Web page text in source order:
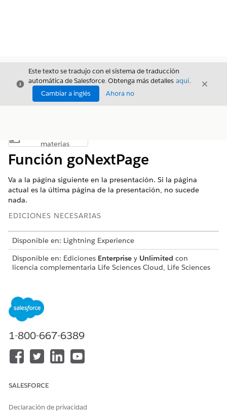
Cerrar
Este texto se tradujo con el sistema de traducción
automática de Salesforce. Obtenga más detalles aquí.
Cambiar a inglés
Ahora no
Cerrar
Mostrar índice de materias
materias
Función goNextPage
Va a la página siguiente en la presentación. Si la página
actual es la última página de la presentación, no sucede
nada.
EDICIONES NECESARIAS
Disponible en: Lightning Experience
Disponible en: Ediciones Enterprise y Unlimited con
licencia complementaria Life Sciences Cloud, Life Sciences
Sintaxis
PresentationPlayer.goPreviousPage()
¿RESOLVIÓ ESTE ARTÍCULO SU PROBLEMA?
1-800-667-6389
SALESFORCE
Declaración de privacidad